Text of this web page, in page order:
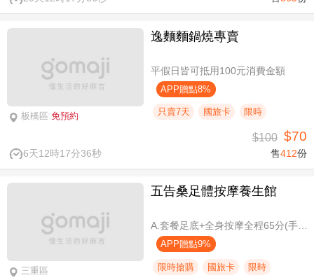
板橋區 免預約
逸麵麵鍋燒專賣
平假日皆可抵用100元消費金額
APP贈點8%
只賣7天 國旅卡 限時
6天12時17分36秒
$100 $70
售412份
三重區
五告桑足體按摩養生館
APP贈點9%
限時搶購 國旅卡 限時